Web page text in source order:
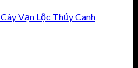
Cây Vạn Lộc Thủy Canh